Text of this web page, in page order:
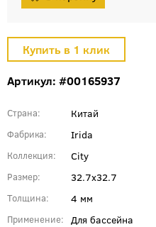
Артикул: #00165937
Страна Китай
Фабрика Irida
Коллекция City
Размер 32.7x32.7
Толщина 4 мм
Применение Для бассейна